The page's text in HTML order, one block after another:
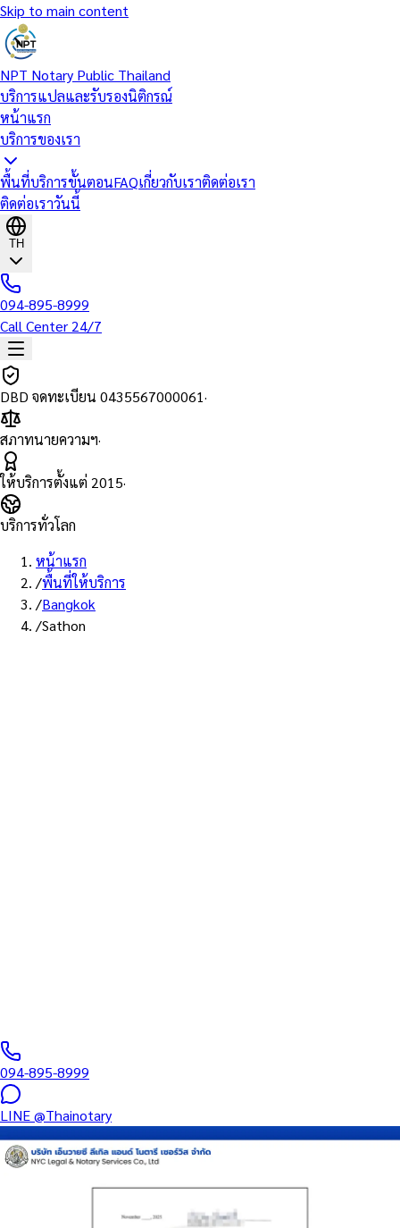
Skip to main content
NPT Notary Public Thailand
บริการแปลและรับรองนิติกรณ์
หน้าแรก
บริการของเรา
พื้นที่บริการขั้นตอนFAQเกี่ยวกับเราติดต่อเรา
ติดต่อเราวันนี้
TH
094-895-8999
Call Center 24/7
DBD จดทะเบียน 0435567000061·
สภาทนายความฯ·
ให้บริการตั้งแต่ 2015·
บริการทั่วโลก
หน้าแรก
/พื้นที่ให้บริการ
/Bangkok
/Sathon
094-895-8999
LINE@Thainotary